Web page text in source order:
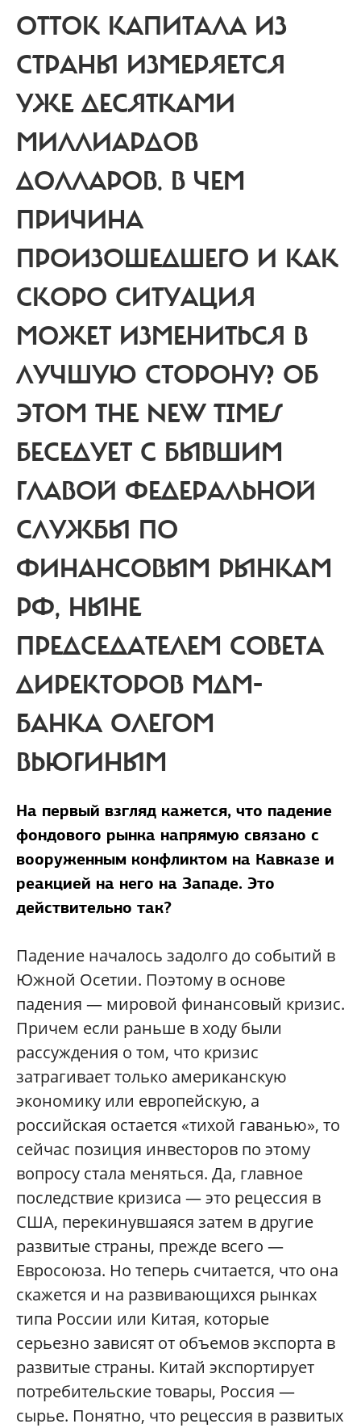
ОТТОК КАПИТАЛА ИЗ
СТРАНЫ ИЗМЕРЯЕТСЯ
УЖЕ ДЕСЯТКАМИ
МИЛЛИАРДОВ
ДОЛЛАРОВ. В ЧЕМ
ПРИЧИНА
ПРОИЗОШЕДШЕГО И КАК
СКОРО СИТУАЦИЯ
МОЖЕТ ИЗМЕНИТЬСЯ В
ЛУЧШУЮ СТОРОНУ? ОБ
ЭТОМ THE NEW TIMES
БЕСЕДУЕТ С БЫВШИМ
ГЛАВОЙ ФЕДЕРАЛЬНОЙ
СЛУЖБЫ ПО
ФИНАНСОВЫМ РЫНКАМ
РФ, НЫНЕ
ПРЕДСЕДАТЕЛЕМ СОВЕТА
ДИРЕКТОРОВ МДМ-
БАНКА ОЛЕГОМ
ВЬЮГИНЫМ
На первый взгляд кажется, что падение
фондового рынка напрямую связано с
вооруженным конфликтом на Кавказе и
реакцией на него на Западе. Это
действительно так?
Падение началось задолго до событий в
Южной Осетии. Поэтому в основе
падения — мировой финансовый кризис.
Причем если раньше в ходу были
рассуждения о том, что кризис
затрагивает только американскую
экономику или европейскую, а
российская остается «тихой гаванью», то
сейчас позиция инвесторов по этому
вопросу стала меняться. Да, главное
последствие кризиса — это рецессия в
США, перекинувшаяся затем в другие
развитые страны, прежде всего —
Евросоюза. Но теперь считается, что она
скажется и на развивающихся рынках
типа России или Китая, которые
серьезно зависят от объемов экспорта в
развитые страны. Китай экспортирует
потребительские товары, Россия —
сырье. Понятно, что рецессия в развитых